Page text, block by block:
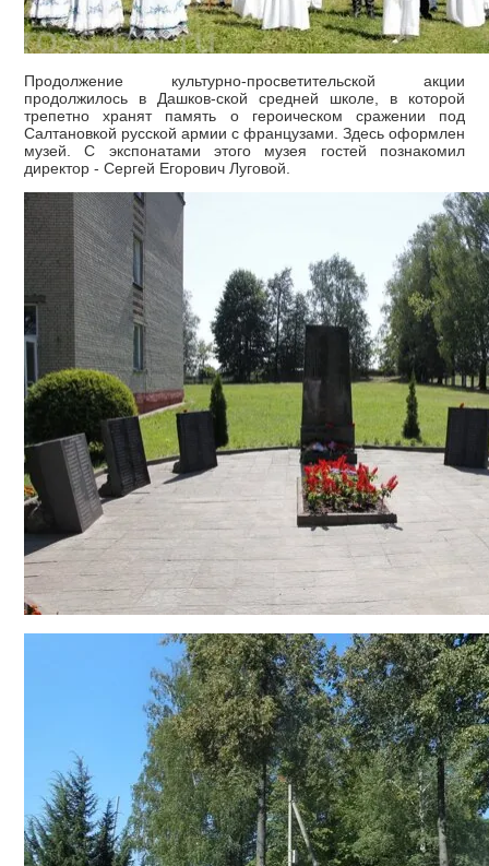
Продолжение культурно-просветительской акции
продолжилось в Дашков-ской средней школе, в которой
трепетно хранят память о героическом сражении под
Салтановкой русской армии с французами. Здесь оформлен
музей. С экспонатами этого музея гостей познакомил
директор - Сергей Егорович Луговой.